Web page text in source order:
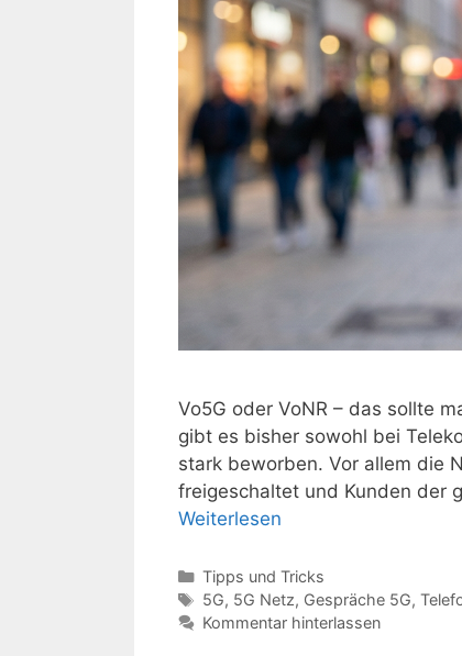
Vo5G oder VoNR – das sollte
gibt es bisher sowohl bei
stark beworben. Vor allem die
freigeschaltet und Kunden der
Weiterlesen
Kategorien
Tipps und Tricks
Schlagwörter
5G, 5G Netz, Gespräche 5G,
Kommentar hinterlassen